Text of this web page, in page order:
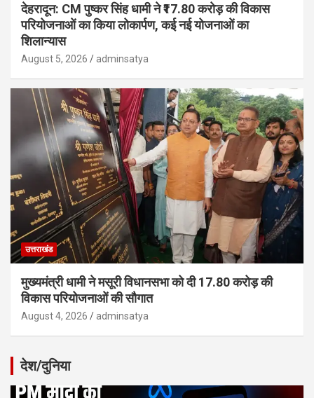
देहरादून: CM पुष्कर सिंह धामी ने ₹17.80 करोड़ की विकास
परियोजनाओं का किया लोकार्पण, कई नई योजनाओं का
शिलान्यास
August 5, 2026 adminsatya
उत्तराखंड
मुख्यमंत्री धामी ने मसूरी विधानसभा को दी 17.80 करोड़ की
विकास परियोजनाओं की सौगात
August 4, 2026 adminsatya
देश/दुनिया